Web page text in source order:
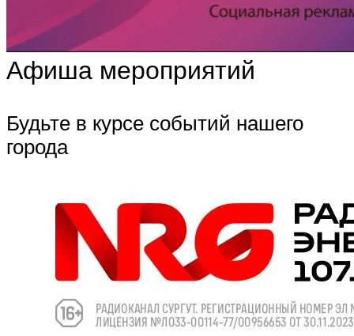
Афиша мероприятий
Будьте в курсе событий нашего
города